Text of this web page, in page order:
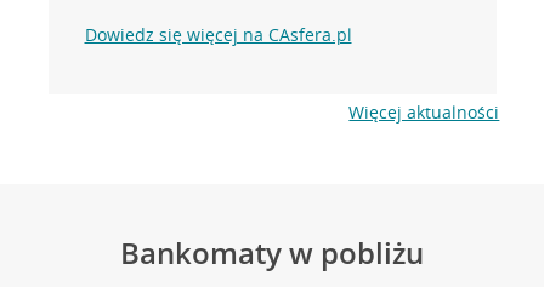
Dowiedz się więcej na CAsfera.pl
Więcej aktualności
Bankomaty w pobliżu